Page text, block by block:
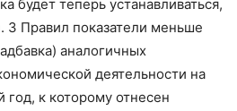
будет теперь устанавливаться,
3 Правил показатели меньше
аналогичных
деятельности на
к которому отнесен